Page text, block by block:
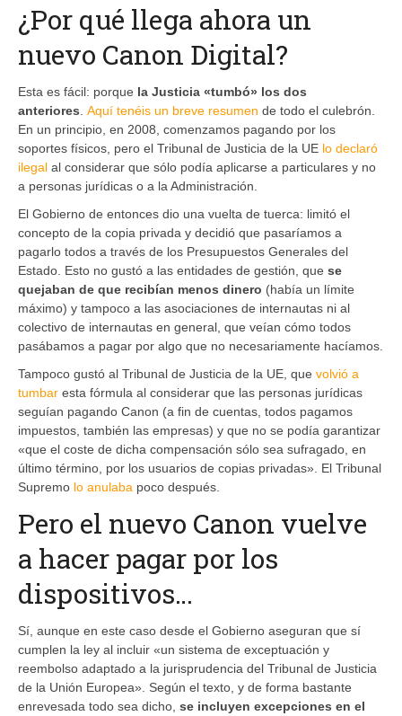
¿Por qué llega ahora un
nuevo Canon Digital?
Esta es fácil: porque la Justicia «tumbó» los dos
anteriores Aquí tenéis un breve resumen de todo el culebrón.
En un principio, en 2008, comenzamos pagando por los
soportes físicos, pero el Tribunal de Justicia de la UE lo declaró
ilegal al considerar que sólo podía aplicarse a particulares y no
a personas jurídicas o a la Administración.
El Gobierno de entonces dio una vuelta de tuerca: limitó el
concepto de la copia privada y decidió que pasaríamos a
pagarlo todos a través de los Presupuestos Generales del
Estado. Esto no gustó a las entidades de gestión, que se
quejaban de que recibían menos dinero (había un límite
máximo) y tampoco a las asociaciones de internautas ni al
colectivo de internautas en general, que veían cómo todos
pasábamos a pagar por algo que no necesariamente hacíamos.
Tampoco gustó al Tribunal de Justicia de la UE, que volvió a
tumbar esta fórmula al considerar que las personas jurídicas
seguían pagando Canon (a fin de cuentas, todos pagamos
impuestos, también las empresas) y que no se podía garantizar
«que el coste de dicha compensación sólo sea sufragado, en
último término, por los usuarios de copias privadas». El Tribunal
Supremo lo anulaba poco después.
Pero el nuevo Canon vuelve
a hacer pagar por los
dispositivos…
Sí, aunque en este caso desde el Gobierno aseguran que sí
cumplen la ley al incluir «un sistema de exceptuación y
reembolso adaptado a la jurisprudencia del Tribunal de Justicia
de la Unión Europea». Según el texto, y de forma bastante
enrevesada todo sea dicho, se incluyen excepciones en el